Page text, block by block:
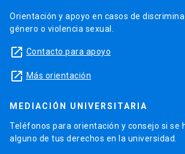
Orientación y apoyo en casos de
género o violencia sexual.
launch Contacto para apoyo
launch Más orientación
MEDIACIÓN UNIVERSITARIA
Teléfonos para orientación y consejo si se
alguno de tus derechos en la universidad.